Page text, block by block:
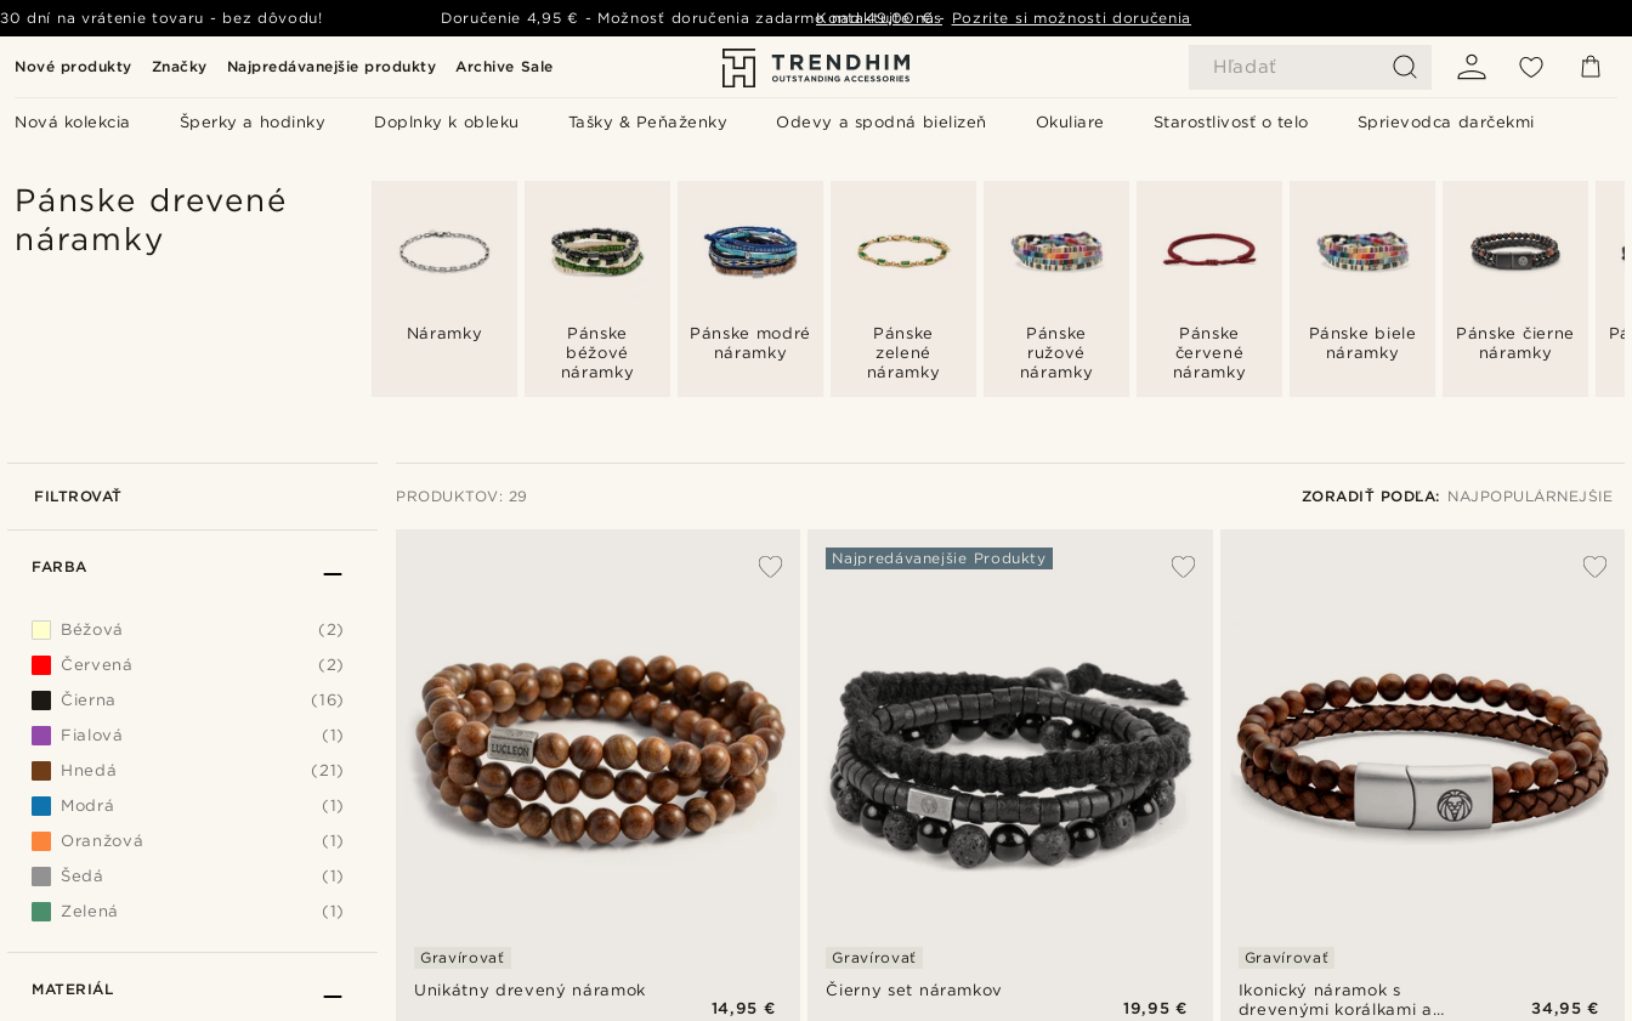
Nové produkty Značky Najpredávanejšie produkty Archive Sale Hľadať
Nová kolekcia Šperky a hodinky Doplnky k obleku Tašky & Peňaženky Odevy a spodná bielizeň Okuliare Starostlivosť o telo Sprievodca darčekmi
30 dní na vrátenie tovaru - bez dôvodu! Doručenie 4,95 € - Možnosť doručenia zadarmo nad 49,00 € - Pozrite si možnosti doručenia
Kontaktujte nás
Pánske drevené
náramky
Náramky
Pánske
béžové
náramky
Pánske modré
náramky
Pánske
zelené
náramky
Pánske
ružové
náramky
Pánske
červené
náramky
Pánske biele
náramky
Pánske čierne
náramky
FILTROVAŤ PRODUKTOV: 29 ZORADIŤ PODĽA: NAJPOPULÁRNEJŠIE
Unikátny drevený náramok
Gravírovať
14,95 €
Čierny set náramkov
Najpredávanejšie Produkty
Gravírovať
19,95 €
Ikonický náramok s
drevenými korálkami a
Gravírovať
34,95 €
FARBA
Béžová
(2)
Červená
(2)
Čierna
(16)
Fialová
(1)
Hnedá
(21)
Modrá
(1)
Oranžová
(1)
Šedá
(1)
Zelená
(1)
MATERIÁL